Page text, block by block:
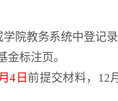
院教务系统中登记录
标注页。
月4 日 前提交材料， 12月